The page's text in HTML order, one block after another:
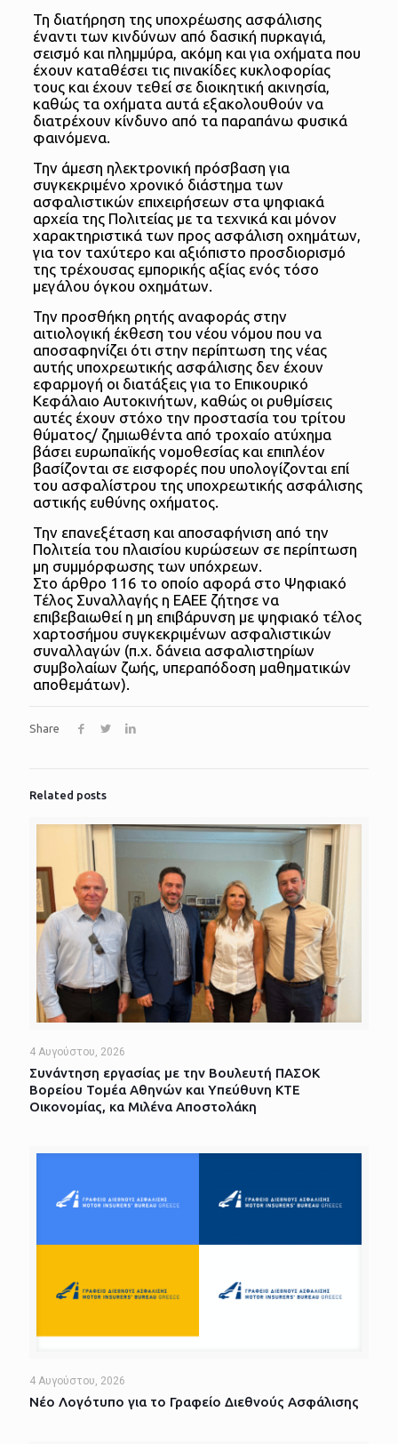
Τη διατήρηση της υποχρέωσης ασφάλισης
έναντι των κινδύνων από δασική πυρκαγιά,
σεισμό και πλημμύρα, ακόμη και για οχήματα που
έχουν καταθέσει τις πινακίδες κυκλοφορίας
τους και έχουν τεθεί σε διοικητική ακινησία,
καθώς τα οχήματα αυτά εξακολουθούν να
διατρέχουν κίνδυνο από τα παραπάνω φυσικά
φαινόμενα.
Την άμεση ηλεκτρονική πρόσβαση για
συγκεκριμένο χρονικό διάστημα των
ασφαλιστικών επιχειρήσεων στα ψηφιακά
αρχεία της Πολιτείας με τα τεχνικά και μόνον
χαρακτηριστικά των προς ασφάλιση οχημάτων,
για τον ταχύτερο και αξιόπιστο προσδιορισμό
της τρέχουσας εμπορικής αξίας ενός τόσο
μεγάλου όγκου οχημάτων.
Την προσθήκη ρητής αναφοράς στην
αιτιολογική έκθεση του νέου νόμου που να
αποσαφηνίζει ότι στην περίπτωση της νέας
αυτής υποχρεωτικής ασφάλισης δεν έχουν
εφαρμογή οι διατάξεις για το Επικουρικό
Κεφάλαιο Αυτοκινήτων, καθώς οι ρυθμίσεις
αυτές έχουν στόχο την προστασία του τρίτου
θύματος/ ζημιωθέντα από τροχαίο ατύχημα
βάσει ευρωπαϊκής νομοθεσίας και επιπλέον
βασίζονται σε εισφορές που υπολογίζονται επί
του ασφαλίστρου της υποχρεωτικής ασφάλισης
αστικής ευθύνης οχήματος.
Την επανεξέταση και αποσαφήνιση από την
Πολιτεία του πλαισίου κυρώσεων σε περίπτωση
μη συμμόρφωσης των υπόχρεων.
Στο άρθρο 116 το οποίο αφορά στο Ψηφιακό
Τέλος Συναλλαγής η ΕΑΕΕ ζήτησε να
επιβεβαιωθεί η μη επιβάρυνση με ψηφιακό τέλος
χαρτοσήμου συγκεκριμένων ασφαλιστικών
συναλλαγών (π.χ. δάνεια ασφαλιστηρίων
συμβολαίων ζωής, υπεραπόδοση μαθηματικών
αποθεμάτων).
Share
Related posts
4 Αυγούστου, 2026
Συνάντηση εργασίας με την Βουλευτή ΠΑΣΟΚ
Βορείου Τομέα Αθηνών και Υπεύθυνη ΚΤΕ
Οικονομίας, κα Μιλένα Αποστολάκη
4 Αυγούστου, 2026
Νέο Λογότυπο για το Γραφείο Διεθνούς Ασφάλισης